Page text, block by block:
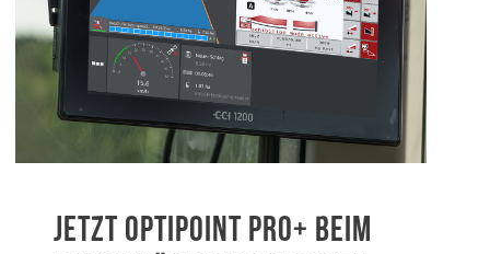
JETZT OPTIPOINT PRO+ BEIM